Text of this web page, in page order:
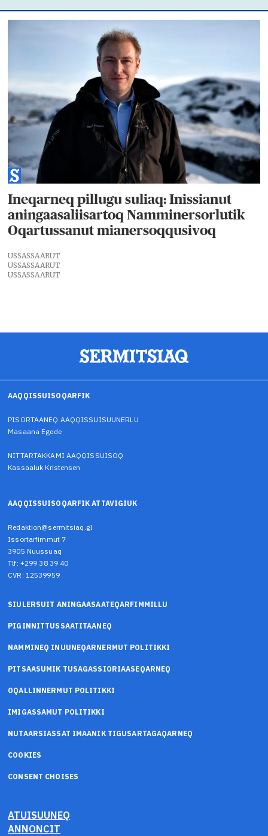
Ineqarneq pillugu suliaq: Inissianut
aningaasaliisartoq Namminersorlutik
Oqartussanut mianersoqqusivoq
USSASSAARUT
USSASSAARUT
USSASSAARUT
AAQQISSUISOQARFIK
PISORTAANEQ AAQQISSUISUUNERLU
Masaana Egede
NITTARTAKKAMI AAQQISSUISOQ
Kassaaluk Kristensen
AAQQISSUISOQARFIK ATTAVIGIUK
Redaktion@sermitsiaq.gl
Issortarfimmut 7
3905 Nuussuaq
Tlf: +299 38 39 40
CVR: 12539959
SIULERSUIT ANINGAASAATEQARFIMMILLU
PIGINNITTUSSAATITAANEQ
NAMMINEQ INUUNEQARNERMUT POLITIKKI
PITSAASUMIK TUSAGASSIORIAASEQARNEQ
OQALLINNERMUT POLITIKKI
IMIGASSAMUT POLITIKKI
NUTAARSIASSAT IMAANIK TIGUSARTAGAQARNEQ
COOKIES
CONSENT CHOISES
ATUISUUNEQ
ANNONCIT